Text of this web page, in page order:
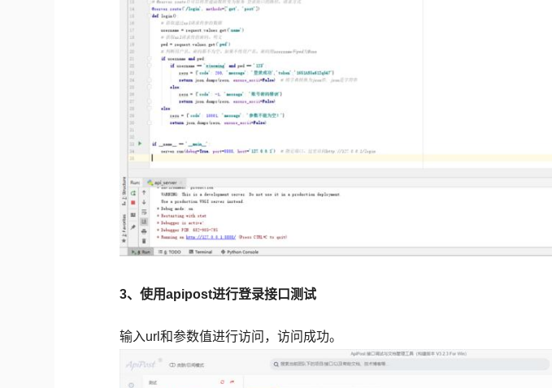
3、使用apipost进行登录接口测试
输入url和参数值进行访问，访问成功。